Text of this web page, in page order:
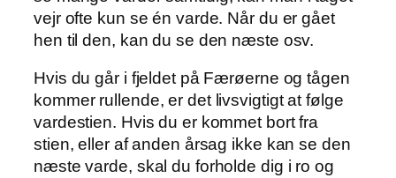
vejr ofte kun se én varde. Når du er gået
hen til den, kan du se den næste osv.
Hvis du går i fjeldet på Færøerne og tågen
kommer rullende, er det livsvigtigt at følge
vardestien. Hvis du er kommet bort fra
stien, eller af anden årsag ikke kan se den
næste varde, skal du forholde dig i ro og